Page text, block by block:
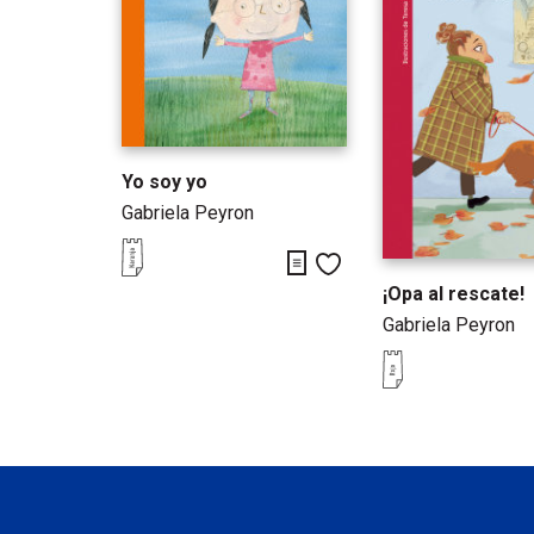
Yo soy yo
Gabriela Peyron
Descargar y leer primeras
Me gusta
¡Opa al rescate!
Gabriela Peyron